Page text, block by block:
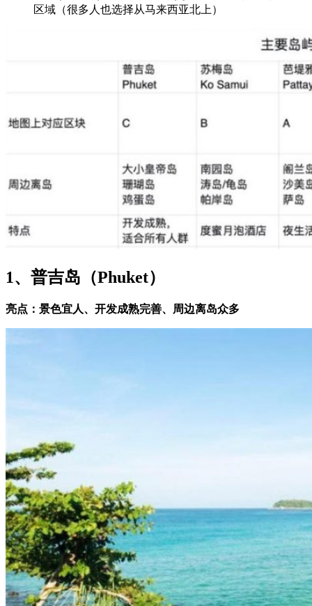
区域（很多人也选择从马来西亚北上）
1、普吉岛（Phuket）
亮点：景色宜人、开发成熟完善、周边离岛众多